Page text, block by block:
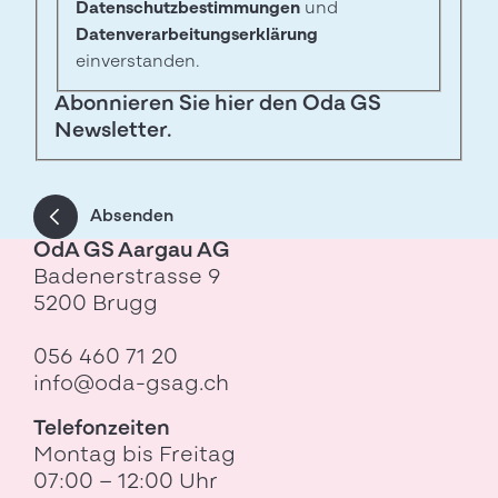
Datenschutzbestimmungen und
Datenverarbeitungserklärung
einverstanden.
Abonnieren Sie hier den Oda GS
Newsletter.
Absenden
OdA GS Aargau AG
Badenerstrasse 9
5200 Brugg
056 460 71 20
info@oda-gsag.ch
Telefonzeiten
Montag bis Freitag
07:00 – 12:00 Uhr